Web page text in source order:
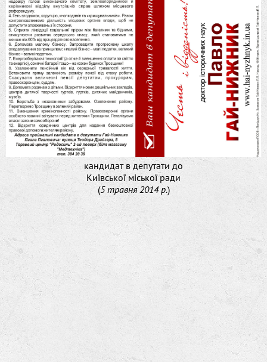
кандидат в депутати до
Київської міської ради
(5 травня 2014 р.)